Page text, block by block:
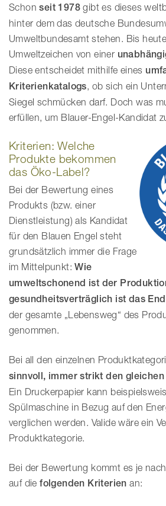
Schonseit 1978 gibt es dieses
hinter dem das deutsche
Umweltbundesamt stehen. Bis
Umweltzeichen von einer
Diese entscheidet mithilfe eines
Kriterienkatalogs, ob sich ein
Siegel schmücken darf. Doch was
erfüllen, um Blauer-Engel-Kandidat
Kriterien: Welche
Produkte bekommen
das Öko-Label?
Bei der Bewertung eines
Produkts (bzw. einer
Dienstleistung) als Kandidat
für den Blauen Engel steht
grundsätzlich immer die Frage
im Mittelpunkt: Wie
umweltschonend ist der
gesundheitsverträglich ist das
der gesamte „Lebensweg“ des
genommen.
Bei all den einzelnen
sinnvoll, immer strikt den
Ein Druckerpapier kann
Spülmaschine in Bezug auf den
verglichen werden. Valide wäre ein
Produktkategorie.
Bei der Bewertung kommt es je
auf diefolgenden Kriterien an: